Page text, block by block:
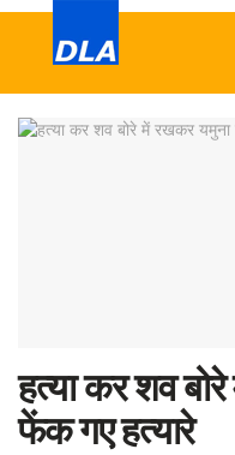
हत्या कर शव
फेंक गए हत्यारे